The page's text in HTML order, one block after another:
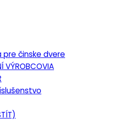
pre činske dvere
VÝROBCOVIA